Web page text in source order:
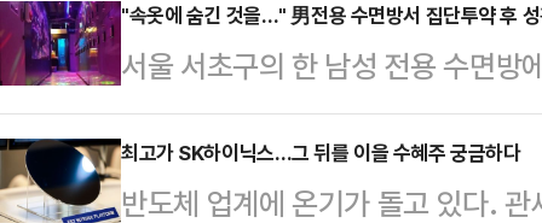
못했다. 민주당은 추가경정예산(추
처리를 예고했다.김병기 민주당 원
진석 민주당, 유상범 국민의힘 원내
에서 1시간여 협의에 나섰으나 결
석은 "여당은 6월 임시국회 내 추
"속옷에 숨긴 것을…" 男전용 수면방서 집단투약 후
서울 서초구의 한 남성 전용 수면방
다.26일 서울 은평경찰서는 마약류
통책, 투약자 등 15명을 검거하고
는 지난 4월 검거된 단순 투약자에
최고가 SK하이닉스…그 뒤를 이을 수혜주 궁금하다
반도체 업계에 온기가 돌고 있다.